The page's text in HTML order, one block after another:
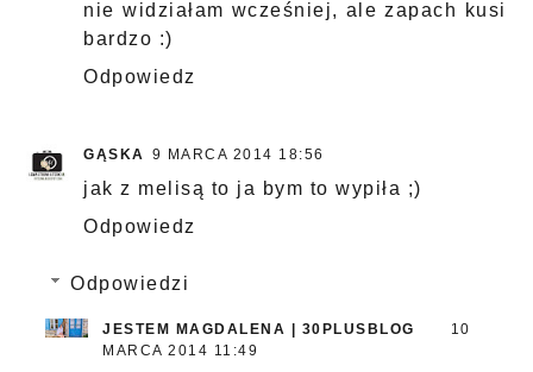
nie widziałam wcześniej, ale zapach kusi
bardzo :)
Odpowiedz
GĄSKA 9 MARCA 2014 18:56
jak z melisą to ja bym to wypiła ;)
Odpowiedz
Odpowiedzi
JESTEM MAGDALENA | 30PLUSBLOG
10
MARCA 2014 11:49